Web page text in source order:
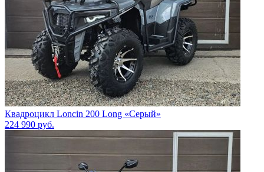
Квадроцикл Loncin 200 Long «Серый»
224 990 руб.